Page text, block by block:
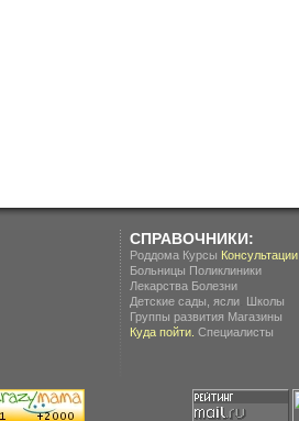
СПРАВОЧНИКИ:
Роддома Курсы Консультации
Больницы Поликлиники
Лекарства Болезни
Детские сады, ясли Школы
Группы развития Магазины
Куда пойти. Специалисты